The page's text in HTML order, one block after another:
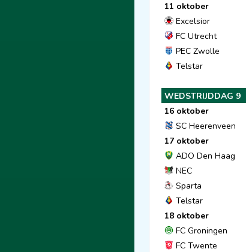
11 oktober
Excelsior
FC Utrecht
PEC Zwolle
Telstar
WEDSTRIJDDAG 9
16 oktober
SC Heerenveen
17 oktober
ADO Den Haag
NEC
Sparta
Telstar
18 oktober
FC Groningen
FC Twente